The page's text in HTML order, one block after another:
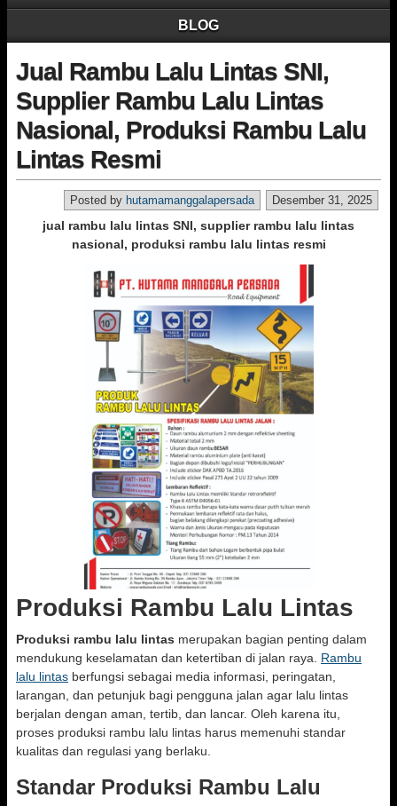
BLOG
Jual Rambu Lalu Lintas SNI,
Supplier Rambu Lalu Lintas
Nasional, Produksi Rambu Lalu
Lintas Resmi
Desember 31, 2025
Posted by hutamamanggalapersada
jual rambu lalu lintas SNI, supplier rambu lalu lintas
nasional, produksi rambu lalu lintas resmi
Produksi Rambu Lalu Lintas
Produksi rambu lalu lintas merupakan bagian penting dalam
mendukung keselamatan dan ketertiban di jalan raya. Rambu
lalu lintas berfungsi sebagai media informasi, peringatan,
larangan, dan petunjuk bagi pengguna jalan agar lalu lintas
berjalan dengan aman, tertib, dan lancar. Oleh karena itu,
proses produksi rambu lalu lintas harus memenuhi standar
kualitas dan regulasi yang berlaku.
Standar Produksi Rambu Lalu